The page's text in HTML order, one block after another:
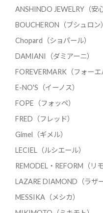
ANSHINDO JEWELRY（安
BOUCHERON（ブシュロン）
Chopard（ショパール）
DAMIANI（ダミアーニ）
FOREVERMARK（フォーエ
E-NO'S（イーノス）
FOPE（フォッペ）
FRED（フレッド）
Gimel（ギメル）
LECIEL（ルシエール）
REMODEL・REFORM（リ
LAZARE DIAMOND（ラザ
MESSIKA（メシカ）